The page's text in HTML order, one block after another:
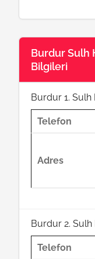
Burdur Sulh
Bilgileri
Burdur 1.
Telefon
Adres
Burdur 2.
Telefon